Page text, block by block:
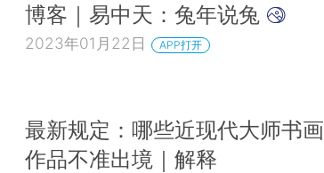
博客｜易中天：兔年说兔
2023年01月22日 APP打开
最新规定：哪些近现代大师书画
作品不准出境｜解释